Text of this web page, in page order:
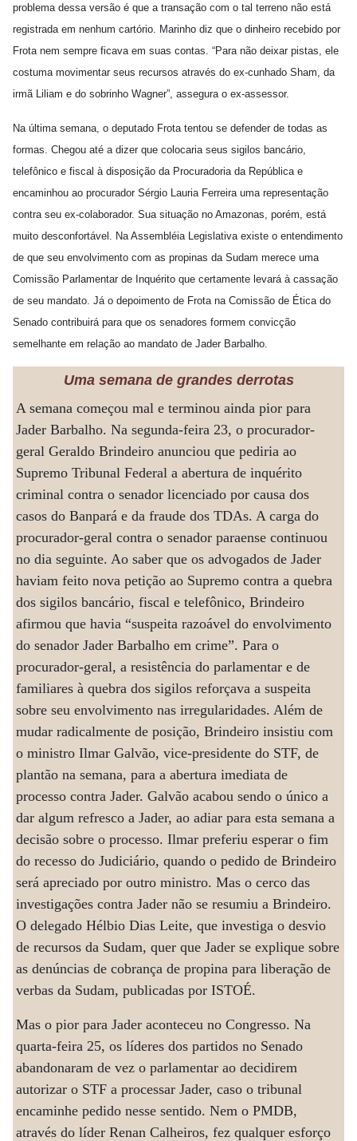
problema dessa versão é que a transação com o tal terreno não está
registrada em nenhum cartório. Marinho diz que o dinheiro recebido por
Frota nem sempre ficava em suas contas. “Para não deixar pistas, ele
costuma movimentar seus recursos através do ex-cunhado Sham, da
irmã Liliam e do sobrinho Wagner”, assegura o ex-assessor.
Na última semana, o deputado Frota tentou se defender de todas as
formas. Chegou até a dizer que colocaria seus sigilos bancário,
telefônico e fiscal à disposição da Procuradoria da República e
encaminhou ao procurador Sérgio Lauria Ferreira uma representação
contra seu ex-colaborador. Sua situação no Amazonas, porém, está
muito desconfortável. Na Assembléia Legislativa existe o entendimento
de que seu envolvimento com as propinas da Sudam merece uma
Comissão Parlamentar de Inquérito que certamente levará à cassação
de seu mandato. Já o depoimento de Frota na Comissão de Ética do
Senado contribuirá para que os senadores formem convicção
semelhante em relação ao mandato de Jader Barbalho.
Uma semana de grandes derrotas
A semana começou mal e terminou ainda pior para
Jader Barbalho. Na segunda-feira 23, o procurador-
geral Geraldo Brindeiro anunciou que pediria ao
Supremo Tribunal Federal a abertura de inquérito
criminal contra o senador licenciado por causa dos
casos do Banpará e da fraude dos TDAs. A carga do
procurador-geral contra o senador paraense continuou
no dia seguinte. Ao saber que os advogados de Jader
haviam feito nova petição ao Supremo contra a quebra
dos sigilos bancário, fiscal e telefônico, Brindeiro
afirmou que havia “suspeita razoável do envolvimento
do senador Jader Barbalho em crime”. Para o
procurador-geral, a resistência do parlamentar e de
familiares à quebra dos sigilos reforçava a suspeita
sobre seu envolvimento nas irregularidades. Além de
mudar radicalmente de posição, Brindeiro insistiu com
o ministro Ilmar Galvão, vice-presidente do STF, de
plantão na semana, para a abertura imediata de
processo contra Jader. Galvão acabou sendo o único a
dar algum refresco a Jader, ao adiar para esta semana a
decisão sobre o processo. Ilmar preferiu esperar o fim
do recesso do Judiciário, quando o pedido de Brindeiro
será apreciado por outro ministro. Mas o cerco das
investigações contra Jader não se resumiu a Brindeiro.
O delegado Hélbio Dias Leite, que investiga o desvio
de recursos da Sudam, quer que Jader se explique sobre
as denúncias de cobrança de propina para liberação de
verbas da Sudam, publicadas por ISTOÉ.
Mas o pior para Jader aconteceu no Congresso. Na
quarta-feira 25, os líderes dos partidos no Senado
abandonaram de vez o parlamentar ao decidirem
autorizar o STF a processar Jader, caso o tribunal
encaminhe pedido nesse sentido. Nem o PMDB,
através do líder Renan Calheiros, fez qualquer esforço